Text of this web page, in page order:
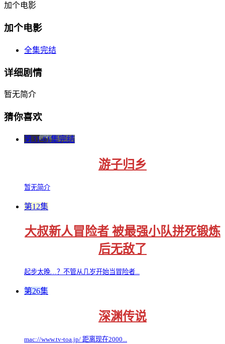
加个电影
加个电影
全集完结
详细剧情
暂无简介
猜你喜欢
第31-61集完结
游子归乡
暂无简介
第12集
大叔新人冒险者 被最强小队拼死锻炼
后无敌了
起步太晚…？不管从几岁开始当冒险者...
第26集
深渊传说
mac://www.tv-toa.jp/ 距离现在2000...